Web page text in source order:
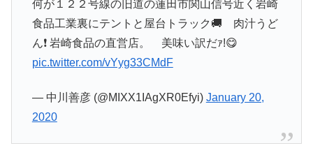
何が１２２号線の旧道の蓮田市関山信号近く岩崎
食品工業裏にテントと屋台トラック🚚 肉汁うど
ん❗️ 岩崎食品の直営店。 美味い訳だｧ!😋
pic.twitter.com/vYyg33CMdF
— 中川善彦 (@MIXX1IAgXR0Efyi) January 20,
2020